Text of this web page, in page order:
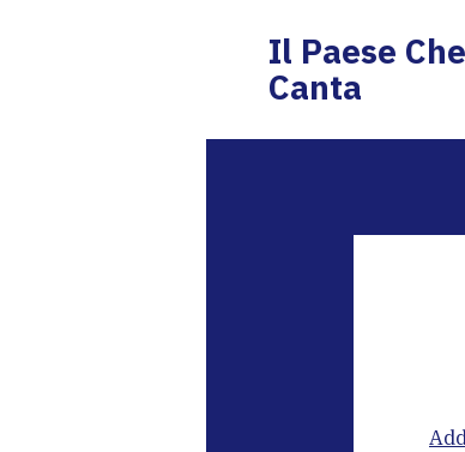
Il Paese Che
Canta